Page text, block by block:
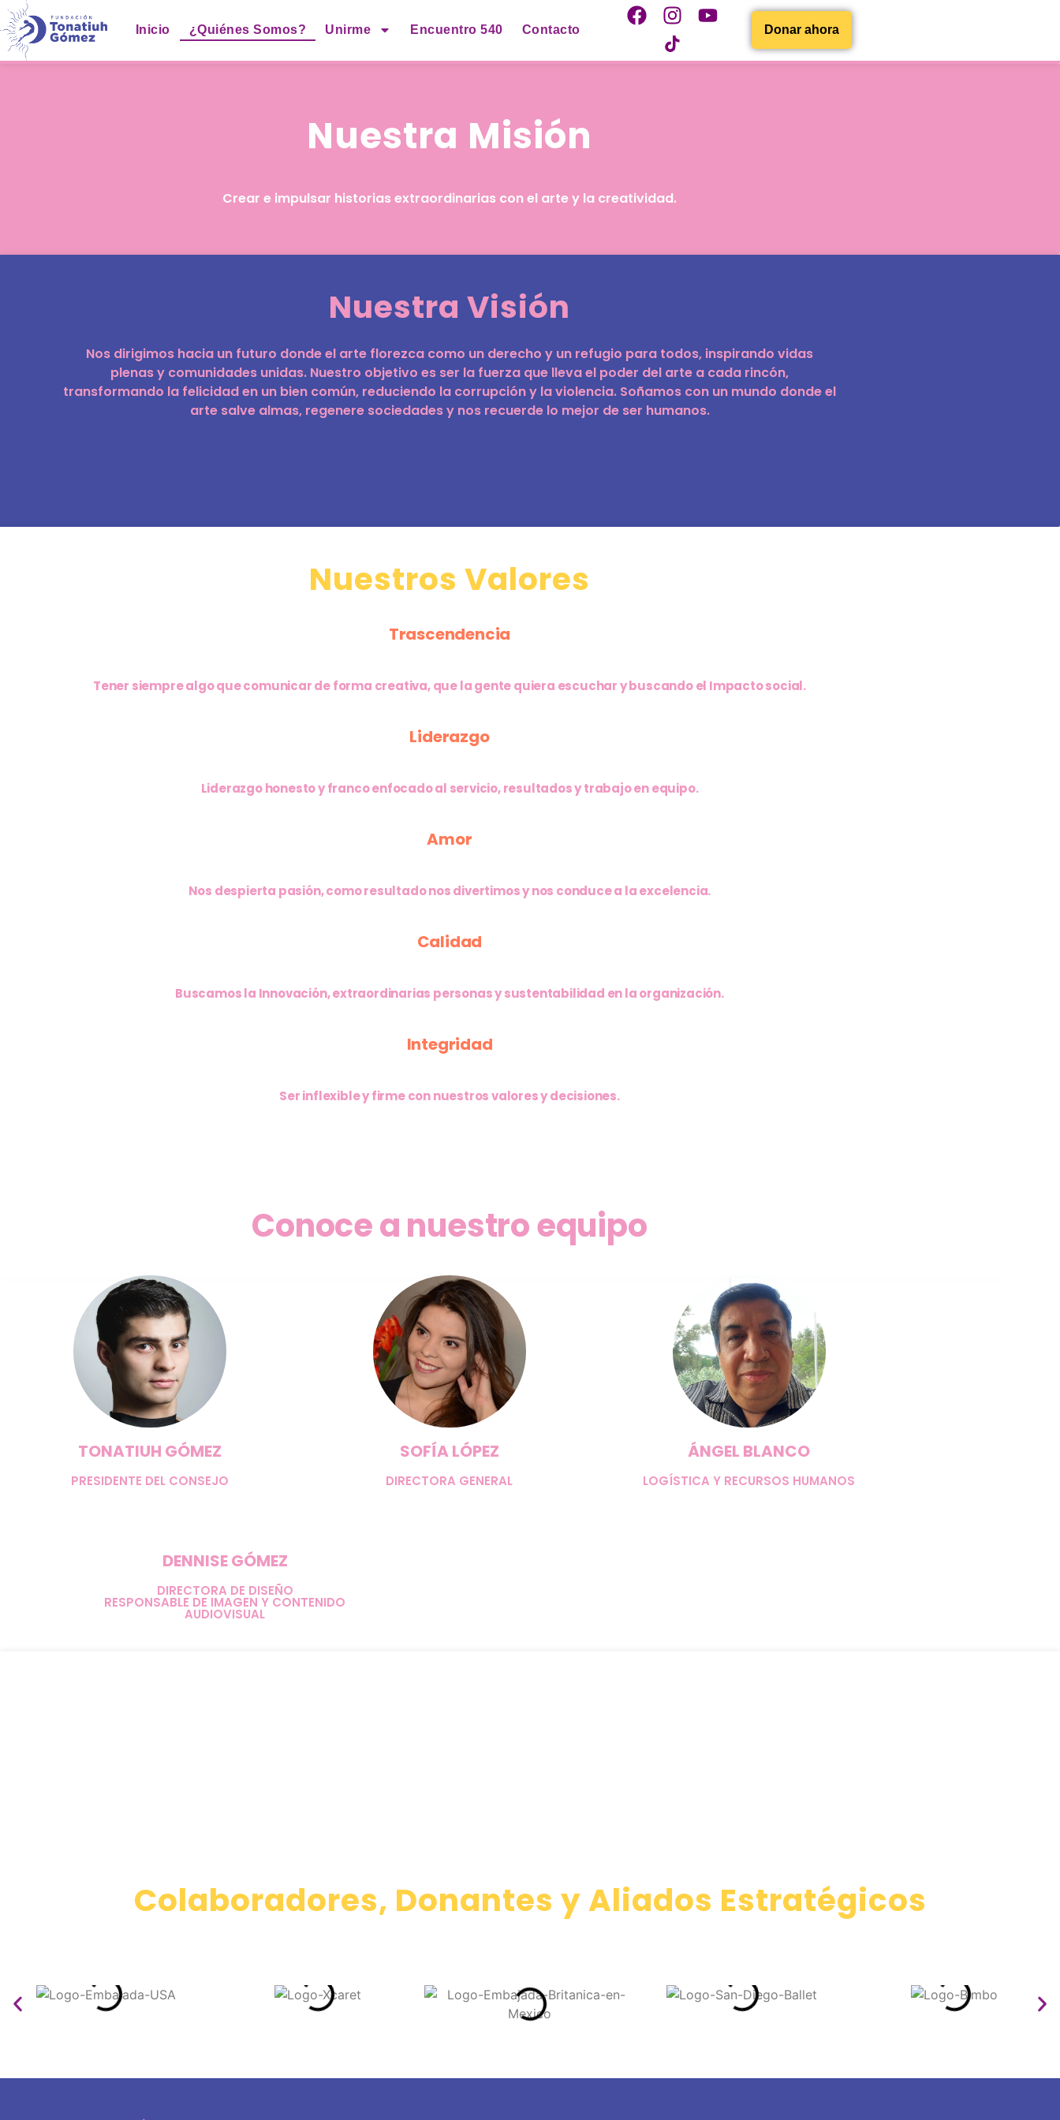
Inicio ¿Quiénes Somos? Unirme Encuentro 540 Contacto Donar ahora
Nuestra Misión
Crear e impulsar historias extraordinarias con el arte y la creatividad.
Nuestra Visión
Nos dirigimos hacia un futuro donde el arte florezca como un derecho y un refugio para todos, inspirando vidas
plenas y comunidades unidas. Nuestro objetivo es ser la fuerza que lleva el poder del arte a cada rincón,
transformando la felicidad en un bien común, reduciendo la corrupción y la violencia. Soñamos con un mundo donde el
arte salve almas, regenere sociedades y nos recuerde lo mejor de ser humanos.
Nuestros Valores
Trascendencia
Tener siempre algo que comunicar de forma creativa, que la gente quiera escuchar y buscando el Impacto social.
Liderazgo
Liderazgo honesto y franco enfocado al servicio, resultados y trabajo en equipo.
Amor
Nos despierta pasión, como resultado nos divertimos y nos conduce a la excelencia.
Calidad
Buscamos la Innovación, extraordinarias personas y sustentabilidad en la organización.
Integridad
Ser inflexible y firme con nuestros valores y decisiones.
Conoce a nuestro equipo
TONATIUH GÓMEZ
PRESIDENTE DEL CONSEJO
SOFÍA LÓPEZ
DIRECTORA GENERAL
ÁNGEL BLANCO
LOGÍSTICA Y RECURSOS HUMANOS
DENNISE GÓMEZ
DIRECTORA DE DISEÑO
RESPONSABLE DE IMAGEN Y CONTENIDO
AUDIOVISUAL
Colaboradores, Donantes y Aliados Estratégicos